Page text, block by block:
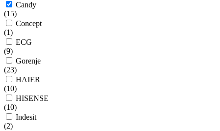
Candy
(15)
Concept
(1)
ECG
(9)
Gorenje
(23)
HAIER
(10)
HISENSE
(10)
Indesit
(2)